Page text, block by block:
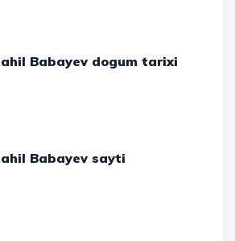
Sahil Babayev dogum tarixi
Sahil Babayev sayti